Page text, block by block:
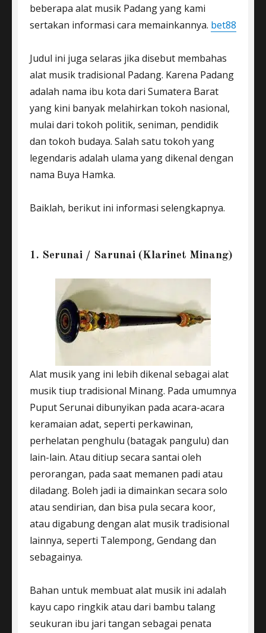
beberapa alat musik Padang yang kami
sertakan informasi cara memainkannya. bet88
Judul ini juga selaras jika disebut membahas
alat musik tradisional Padang. Karena Padang
adalah nama ibu kota dari Sumatera Barat
yang kini banyak melahirkan tokoh nasional,
mulai dari tokoh politik, seniman, pendidik
dan tokoh budaya. Salah satu tokoh yang
legendaris adalah ulama yang dikenal dengan
nama Buya Hamka.
Baiklah, berikut ini informasi selengkapnya.
1. Serunai / Sarunai (Klarinet Minang)
Alat musik yang ini lebih dikenal sebagai alat
musik tiup tradisional Minang. Pada umumnya
Puput Serunai dibunyikan pada acara-acara
keramaian adat, seperti perkawinan,
perhelatan penghulu (batagak pangulu) dan
lain-lain. Atau ditiup secara santai oleh
perorangan, pada saat memanen padi atau
diladang. Boleh jadi ia dimainkan secara solo
atau sendirian, dan bisa pula secara koor,
atau digabung dengan alat musik tradisional
lainnya, seperti Talempong, Gendang dan
sebagainya.
Bahan untuk membuat alat musik ini adalah
kayu capo ringkik atau dari bambu talang
seukuran ibu jari tangan sebagai penata